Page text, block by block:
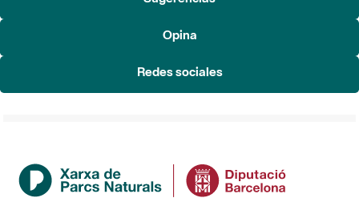
Opina
Redes sociales